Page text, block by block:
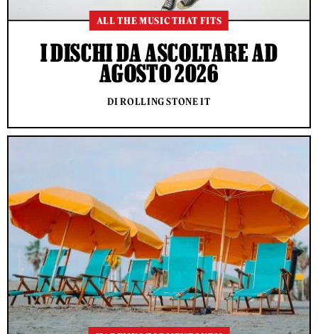
ALL THE MUSIC THAT FITS
I DISCHI DA ASCOLTARE AD
AGOSTO 2026
DI ROLLING STONE IT